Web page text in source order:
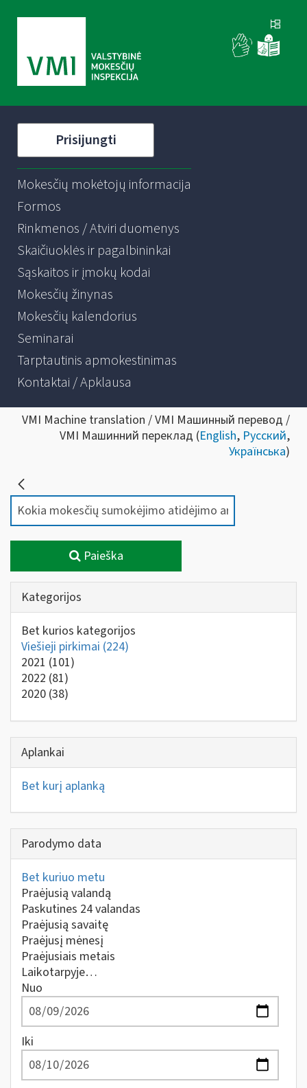
Prisijungti
Mokesčių mokėtojų informacija
Formos
Rinkmenos / Atviri duomenys
Skaičiuoklės ir pagalbininkai
Sąskaitos ir įmokų kodai
Mokesčių žinynas
Mokesčių kalendorius
Seminarai
Tarptautinis apmokestinimas
Kontaktai / Apklausa
VMI Machine translation / VMI Машинный перевод /
VMI Машинний переклад (English, Русский,
Українська)
Paieška
Kategorijos
Bet kurios kategorijos
Viešieji pirkimai (224)
2021 (101)
2022 (81)
2020 (38)
Aplankai
Bet kurį aplanką
Parodymo data
Bet kuriuo metu
Praėjusią valandą
Paskutines 24 valandas
Praėjusią savaitę
Praėjusį mėnesį
Praėjusiais metais
Laikotarpyje…
Nuo
Iki